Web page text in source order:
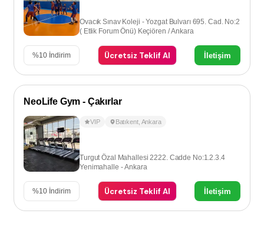
Ovacık Sınav Koleji - Yozgat Bulvarı 695. Cad. No:2
( Etlik Forum Önü) Keçiören / Ankara
%10 İndirim Ücretsiz Teklif Al İletişim
NeoLife Gym - Çakırlar
VIP Batıkent, Ankara
Turgut Özal Mahallesi 2222. Cadde No:1.2.3.4
Yenimahalle - Ankara
%10 İndirim Ücretsiz Teklif Al İletişim